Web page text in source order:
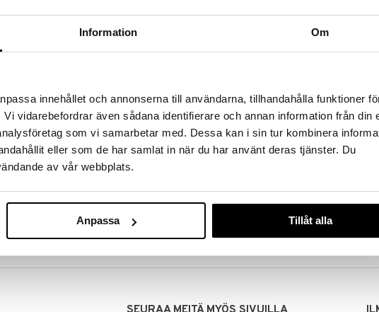
Information Om
innehållet och annonserna till användarna, tillhandahålla funktioner
vidarebefordrar även sådana identifierare och annan information från din
som vi samarbetar med. Dessa kan i sin tur kombinera
eller som de har samlat in när du har använt deras tjänster. Du
av vår webbplats.
Anpassa Tillåt alla
lähetetään
Ostamalla suuria eriä tuotteita varastoomme
voimme pitää hinnat alhaisina juuri Sinua varten!
Voit olla varma, että teet löytöjä sivuillamme.